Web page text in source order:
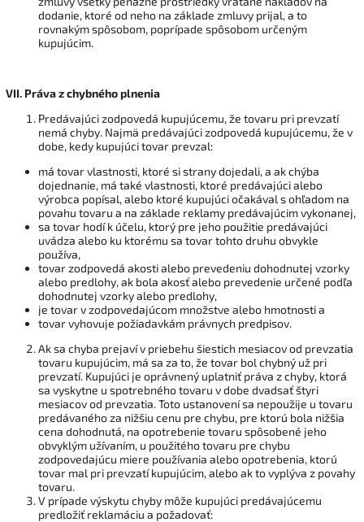
dodanie, ktoré od neho na základe zmluvy prijal, a to
rovnakým spôsobom, poprípade spôsobom určeným
kupujúcim.
VII. Práva z chybného plnenia
Predávajúci zodpovedá kupujúcemu, že tovaru pri prevzatí
nemá chyby. Najmä predávajúci zodpovedá kupujúcemu, že v
dobe, kedy kupujúci tovar prevzal:
má tovar vlastnosti, ktoré si strany dojedali, a ak chýba
dojednanie, má také vlastnosti, ktoré predávajúci alebo
výrobca popísal, alebo ktoré kupujúci očakával s ohľadom na
povahu tovaru a na základe reklamy predávajúcim vykonanej,
sa tovar hodí k účelu, ktorý pre jeho použitie predávajúci
uvádza alebo ku ktorému sa tovar tohto druhu obvykle
používa,
tovar zodpovedá akosti alebo prevedeniu dohodnutej vzorky
alebo predlohy, ak bola akosť alebo prevedenie určené podľa
dohodnutej vzorky alebo predlohy,
je tovar v zodpovedajúcom množstve alebo hmotnosti a
tovar vyhovuje požiadavkám právnych predpisov.
Ak sa chyba prejaví v priebehu šiestich mesiacov od prevzatia
tovaru kupujúcim, má sa za to, že tovar bol chybný už pri
prevzatí. Kupujúci je oprávnený uplatniť práva z chyby, ktorá
sa vyskytne u spotrebného tovaru v dobe dvadsať štyri
mesiacov od prevzatia. Toto ustanovení sa nepoužije u tovaru
predávaného za nižšiu cenu pre chybu, pre ktorú bola nižšia
cena dohodnutá, na opotrebenie tovaru spôsobené jeho
obvyklým užívaním, u použitého tovaru pre chybu
zodpovedajúcu miere používania alebo opotrebenia, ktorú
tovar mal pri prevzatí kupujúcim, alebo ak to vyplýva z povahy
tovaru.
V prípade výskytu chyby môže kupujúci predávajúcemu
predložiť reklamáciu a požadovať: